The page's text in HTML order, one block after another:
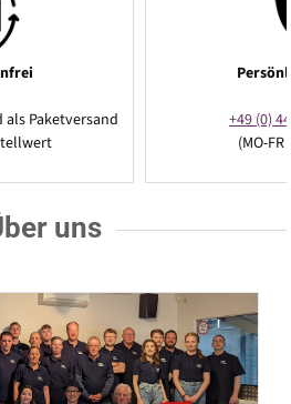
Paketversand
+49 (0)
(MO-
uns